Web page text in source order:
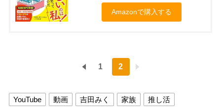
Amazonで購入する
1 2
YouTube 動画 吉田みく 家族 推し活